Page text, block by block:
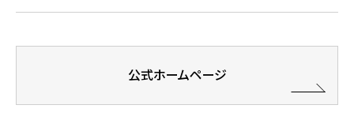
公式ホームページ